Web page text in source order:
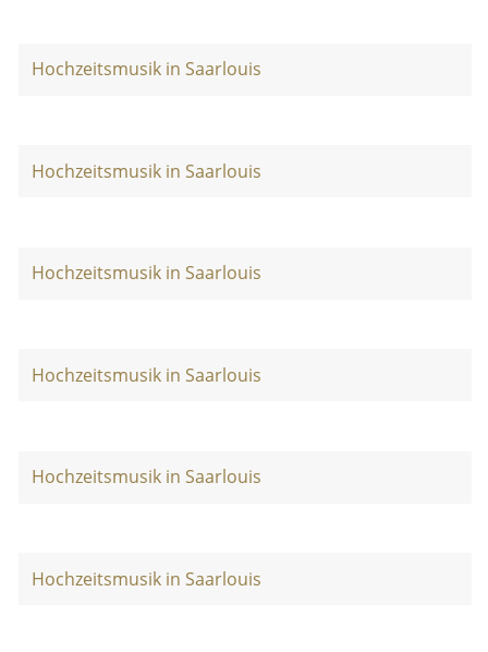
Hochzeitsmusik in Saarlouis
Hochzeitsmusik in Saarlouis
Hochzeitsmusik in Saarlouis
Hochzeitsmusik in Saarlouis
Hochzeitsmusik in Saarlouis
Hochzeitsmusik in Saarlouis